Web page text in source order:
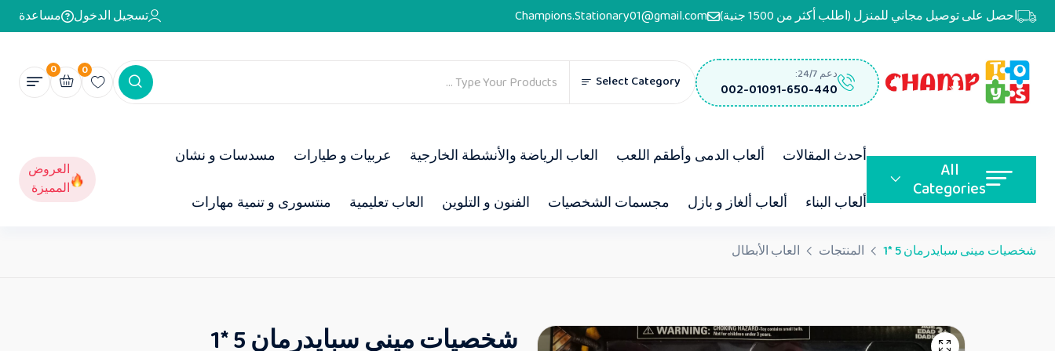
احصل على توصيل مجاني للمنزل (اطلب أكثر من 1500 جنية) Champions.Stationary01@gmail.com تسجيل الدخول مساعدة
دعم 24/7:
002-01091-650-440
Select Category
0
0
All
Categories
أحدث المقالات ألعاب الدمى وأطقم اللعب العاب الرياضة والأنشطة الخارجية عربيات و طيارات مسدسات و نشان
ألعاب البناء ألعاب ألغاز و بازل مجسمات الشخصيات الفنون و التلوين العاب تعليمية منتسورى و تنمية مهارات
العروض
المميزة
شخصيات مينى سبايدرمان 5 *1 المنتجات العاب الأبطال
شخصيات مينى سبايدرمان 5 *1